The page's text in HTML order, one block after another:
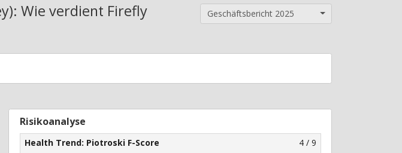
Wie verdient Firefly
Geschäftsbericht 2025
Risikoanalyse
Health Trend: Piotroski F-Score 4 / 9